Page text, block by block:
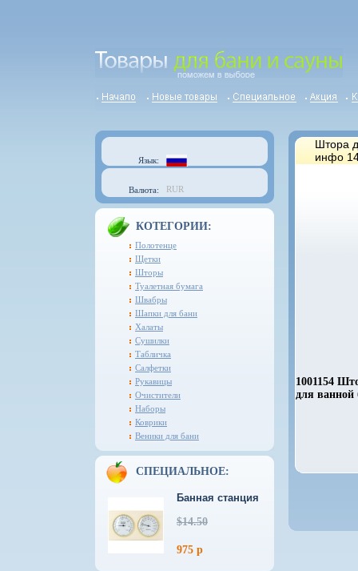
Язык:
Валюта: RUR
КОТЕГОРИИ:
Полотенце
Щетки
Шторы
Туалетная бумага
Швабры
Шапки для бани
Халаты
Сушилки
Табличка
Салфетки
Рукавицы
Очистители
Наборы
Коврики
Веники для бани
СПЕЦИАЛЬНОЕ:
Банная станция
$14.50
975 р
Штора
инфо
1001154
для